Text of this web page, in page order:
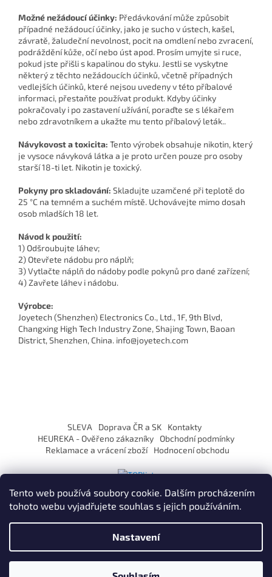
Tento web používá soubory cookie. Dalším procházením
tohoto webu vyjadřujete souhlas s jejich používáním.
Nastavení
Možné nežádoucí účinky: Předávkování může způsobit
případné nežádoucí účinky, jako je sucho v ústech, kašel,
závratě, žaludeční nevolnost, pocit na omdlení nebo zvracení,
podráždění kůže, očí nebo úst apod. Prosím umyjte si ruce,
pokud jste přišli s kapalinou do styku. Jestli se vyskytne
některý z těchto nežádoucích účinků, včetně případných
vedlejších účinků, které nejsou uvedeny v této příbalové
informaci, přestaňte používat produkt. Kdyby účinky
pokračovaly i po zastavení užívání, poraďte se s lékařem
nebo zdravotníkem a ukažte mu tento příbalový leták..
Návykovost a toxicita: Tento výrobek obsahuje nikotin, který
je vysoce návyková látka a je proto určen pouze pro osoby
starší 18-ti let. Nikotin je toxický.
Pokyny pro skladování: Skladujte uzamčené při teplotě do
25 °C na temném a suchém místě. Uchovávejte mimo dosah
osob mladších 18 let.
Návod k použití:
1) Odšroubujte láhev;
2) Otevřete nádobu pro náplň;
3) Vytlačte náplň do nádoby podle pokynů pro dané zařízení;
4) Zavřete láhev i nádobu.
Výrobce:
Joyetech (Shenzhen) Electronics Co., Ltd., 1F, 9th Blvd,
Changxing High Tech Industry Zone, Shajing Town, Baoan
District, Shenzhen, China. info@joyetech.com
í
SLEVA Doprava ČR a SK
Kontakty
HEUREKA - Ověřeno zákazníky
Obchodní podmínky
Reklamace a vrácení zboží
Hodnocení obchodu